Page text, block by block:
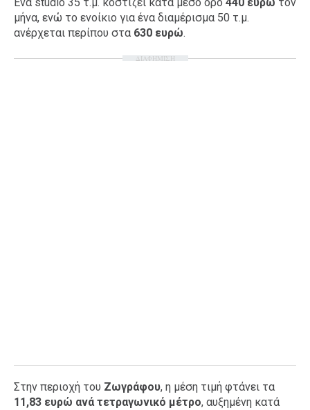
Ένα studio 35 τ.μ. κοστίζει κατά μέσο όρο 440 ευρώ τον
μήνα, ενώ το ενοίκιο για ένα διαμέρισμα 50 τ.μ.
ανέρχεται περίπου στα 630 ευρώ.
ΔΙΑΦΗΜΙΣΗ
Στην περιοχή του Ζωγράφου, η μέση τιμή φτάνει τα
11,83 ευρώ ανά τετραγωνικό μέτρο, αυξημένη κατά